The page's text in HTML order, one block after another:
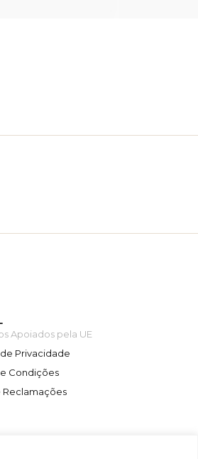
Apoiados pela UE
Privacidade
Condições
Reclamações